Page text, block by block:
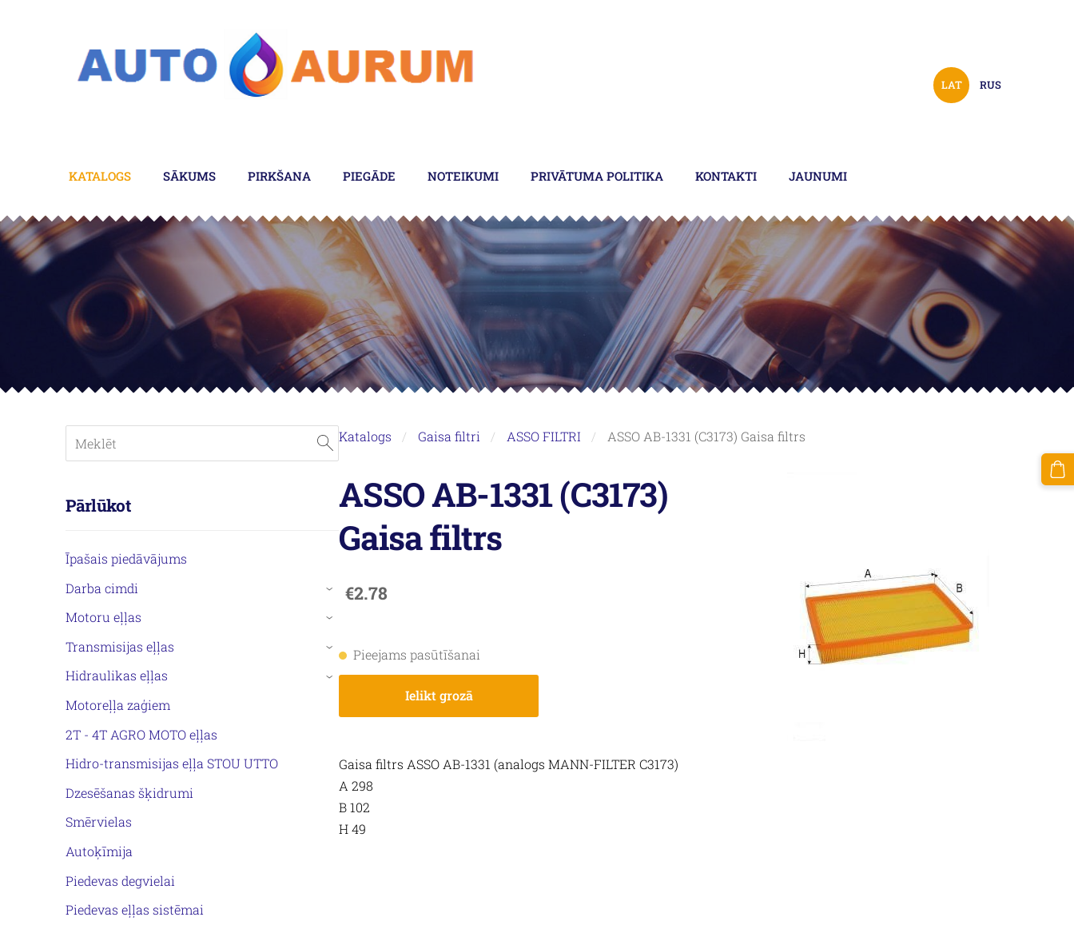
KATALOGS SĀKUMS PIRKŠANA PIEGĀDE NOTEIKUMI PRIVĀTUMA POLITIKA KONTAKTI JAUNUMI
LAT RUS
Pārlūkot
Īpašais piedāvājums
Darba cimdi
›
Motoru eļļas ›
Transmisijas eļļas ›
Hidraulikas eļļas ›
Motoreļļa zaģiem
2T - 4T AGRO MOTO eļļas
Hidro-transmisijas eļļa STOU UTTO
Dzesēšanas šķidrumi
Smērvielas
Autoķīmija
Piedevas degvielai
Piedevas eļļas sistēmai
Katalogs Gaisa filtri ASSO FILTRI ASSO AB-1331 (C3173) Gaisa filtrs
ASSO AB-1331 (C3173)
Gaisa filtrs
€2.78
Pieejams pasūtīšanai
Ielikt grozā
Gaisa filtrs ASSO AB-1331 (analogs MANN-FILTER C3173)
A 298
B 102
H 49